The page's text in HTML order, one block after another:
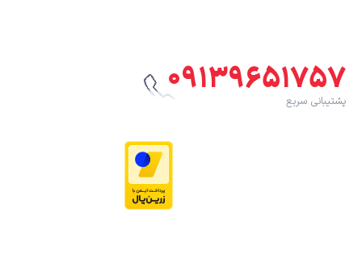
۰۹۱۳۹۶۵۱۷۵۷
پشتیبانی سریع